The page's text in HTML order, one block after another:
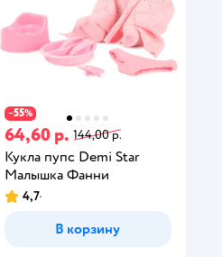
−55%
64,60 р. 144,00 р.
Кукла пупс Demi Star
Малышка Фанни
4,7
В корзину